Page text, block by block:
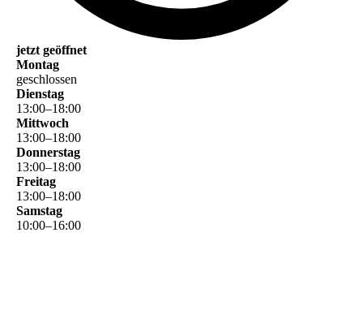
jetzt geöffnet
Montag
geschlossen
Dienstag
13:00–18:00
Mittwoch
13:00–18:00
Donnerstag
13:00–18:00
Freitag
13:00–18:00
Samstag
10:00–16:00